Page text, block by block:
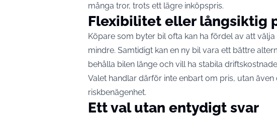
många tror, trots ett lägre inköpspris.
Flexibilitet eller långsiktig
Köpare som byter bil ofta kan ha fördel av att
mindre. Samtidigt kan en ny bil vara ett bättre
behålla bilen länge och vill ha stabila
Valet handlar därför inte enbart om pris, utan
riskbenägenhet.
Ett val utan entydigt svar